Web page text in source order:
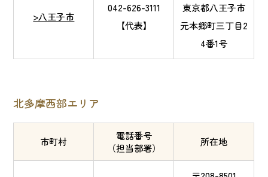
>八王子市
042-626-3111
【代表】
東京都八王子市
元本郷町三丁目2
4番1号
北多摩西部エリア
市町村
電話番号
（担当部署）
所在地